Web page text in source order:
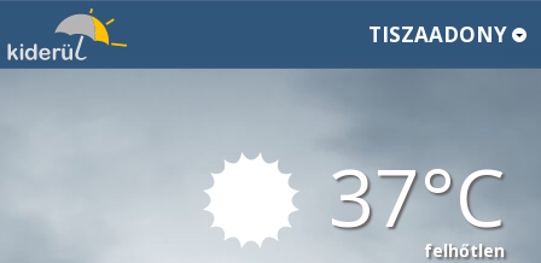
TISZAADONY
37
felhőtlen